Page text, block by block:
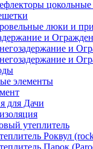
люки и
и
и
и
элементы
для Дачи
утеплитель
Роквул
Парок